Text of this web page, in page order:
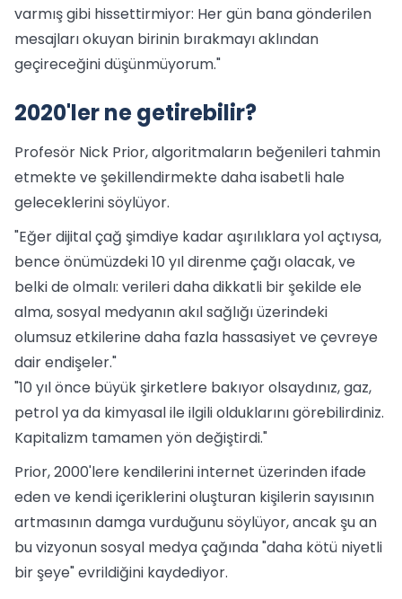
varmış gibi hissettirmiyor: Her gün bana gönderilen
mesajları okuyan birinin bırakmayı aklından
geçireceğini düşünmüyorum."
2020'ler ne getirebilir?
Profesör Nick Prior, algoritmaların beğenileri tahmin
etmekte ve şekillendirmekte daha isabetli hale
geleceklerini söylüyor.
"Eğer dijital çağ şimdiye kadar aşırılıklara yol açtıysa,
bence önümüzdeki 10 yıl direnme çağı olacak, ve
belki de olmalı: verileri daha dikkatli bir şekilde ele
alma, sosyal medyanın akıl sağlığı üzerindeki
olumsuz etkilerine daha fazla hassasiyet ve çevreye
dair endişeler."
"10 yıl önce büyük şirketlere bakıyor olsaydınız, gaz,
petrol ya da kimyasal ile ilgili olduklarını görebilirdiniz.
Kapitalizm tamamen yön değiştirdi."
Prior, 2000'lere kendilerini internet üzerinden ifade
eden ve kendi içeriklerini oluşturan kişilerin sayısının
artmasının damga vurduğunu söylüyor, ancak şu an
bu vizyonun sosyal medya çağında "daha kötü niyetli
bir şeye" evrildiğini kaydediyor.